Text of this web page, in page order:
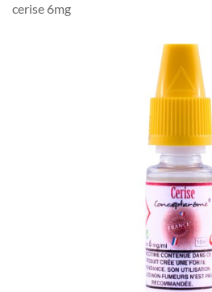
cerise 6mg